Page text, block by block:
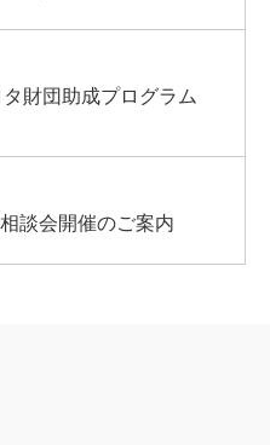
財団助成プログラム
談会開催のご案内